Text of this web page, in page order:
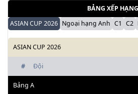
BẢNG XẾP HẠNG
ASIAN CUP 2026 Ngoại hạng Anh C1 C2
ASIAN CUP 2026
# Đội
Bảng A